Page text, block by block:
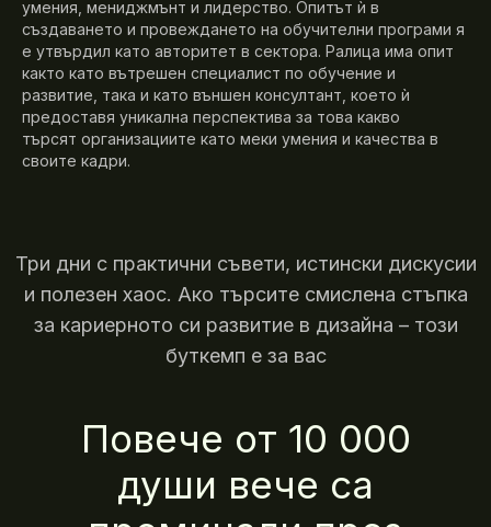
умения, мениджмънт и лидерство. Опитът ѝ в
създаването и провеждането на обучителни програми я
е утвърдил като авторитет в сектора. Ралица има опит
както като вътрешен специалист по обучение и
развитие, така и като външен консултант, което ѝ
предоставя уникална перспектива за това какво
търсят организациите като меки умения и качества в
своите кадри.
Три дни с практични съвети, истински дискусии
и полезен хаос. Ако търсите смислена стъпка
за кариерното си развитие в дизайна – този
буткемп е за вас
Повече от 10 000
души вече са